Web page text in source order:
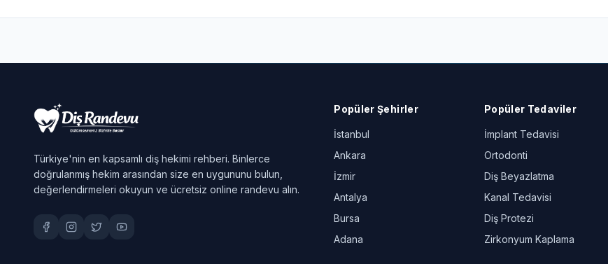
Türkiye'nin en kapsamlı diş hekimi rehberi. Binlerce
doğrulanmış hekim arasından size en uygununu bulun,
değerlendirmeleri okuyun ve ücretsiz online randevu alın.
Popüler Şehirler
İstanbul
Ankara
İzmir
Antalya
Bursa
Adana
Popüler Tedaviler
İmplant Tedavisi
Ortodonti
Diş Beyazlatma
Kanal Tedavisi
Diş Protezi
Zirkonyum Kaplama